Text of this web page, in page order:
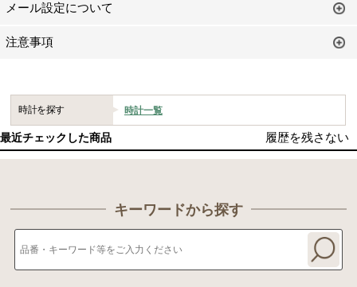
メール設定について
注意事項
時計を探す 時計一覧
最近チェックした商品 履歴を残さない
キーワードから探す